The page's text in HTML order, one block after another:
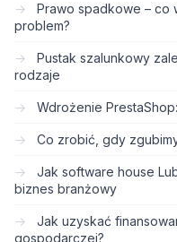
Prawo spadkowe – co
problem?
Pustak szalunkowy
rodzaje
Wdrożenie
Co zrobić, gdy
Jak software house
biznes branżowy
Jak uzyskać
gospodarczej?